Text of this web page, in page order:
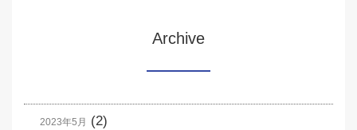
Archive
2023年5月 (2)